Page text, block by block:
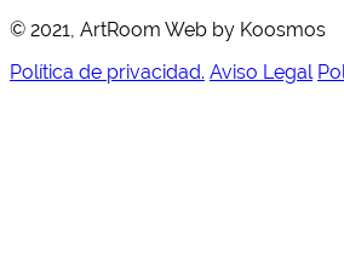
© 2021, ArtRoom Web by Koosmos
Política de privacidad. Aviso Legal